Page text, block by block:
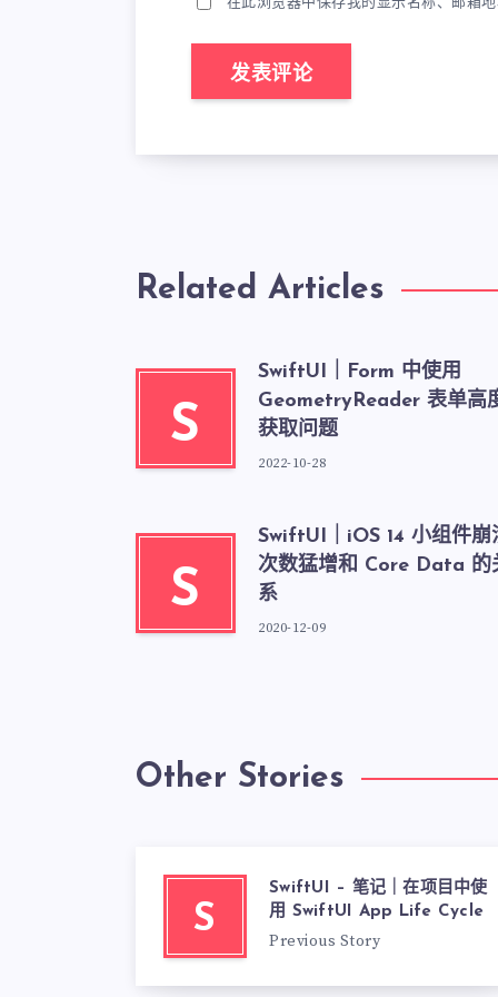
Related Articles
S
SwiftUI｜Form 中使用
GeometryReader 表单高
获取问题
2022-10-28
S
SwiftUI｜iOS 14 小组件崩
次数猛增和 Core Data 的
系
2020-12-09
Other Stories
S
SwiftUI – 笔记｜在项目中使
用 SwiftUI App Life Cycle
Previous Story